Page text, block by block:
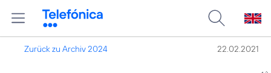
Zurück zu Archiv 2024 22.02.2021